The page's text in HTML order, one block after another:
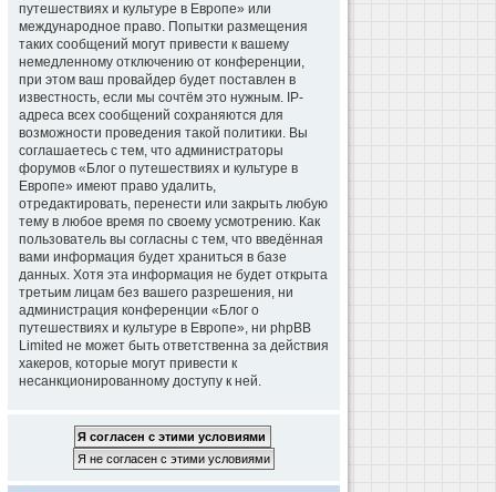
путешествиях и культуре в Европе» или
международное право. Попытки размещения
таких сообщений могут привести к вашему
немедленному отключению от конференции,
при этом ваш провайдер будет поставлен в
известность, если мы сочтём это нужным. IP-
адреса всех сообщений сохраняются для
возможности проведения такой политики. Вы
соглашаетесь с тем, что администраторы
форумов «Блог о путешествиях и культуре в
Европе» имеют право удалить,
отредактировать, перенести или закрыть любую
тему в любое время по своему усмотрению. Как
пользователь вы согласны с тем, что введённая
вами информация будет храниться в базе
данных. Хотя эта информация не будет открыта
третьим лицам без вашего разрешения, ни
администрация конференции «Блог о
путешествиях и культуре в Европе», ни phpBB
Limited не может быть ответственна за действия
хакеров, которые могут привести к
несанкционированному доступу к ней.